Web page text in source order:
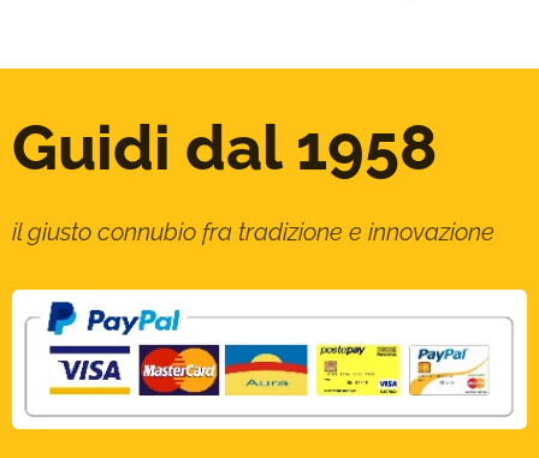
Guidi dal 1958
il giusto connubio fra tradizione e innovazione